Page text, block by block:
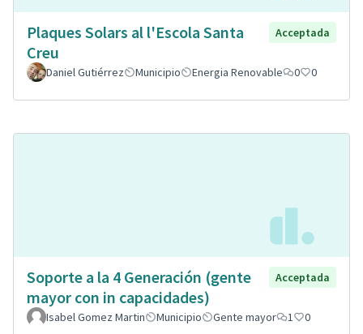
Plaques Solars al l'Escola Santa
Creu
Acceptada
Daniel Gutiérrez Municipio Energia Renovable 0 0
Soporte a la 4 Generación (gente
mayor con in capacidades)
Acceptada
Isabel Gomez Martin Municipio Gente mayor 1 0